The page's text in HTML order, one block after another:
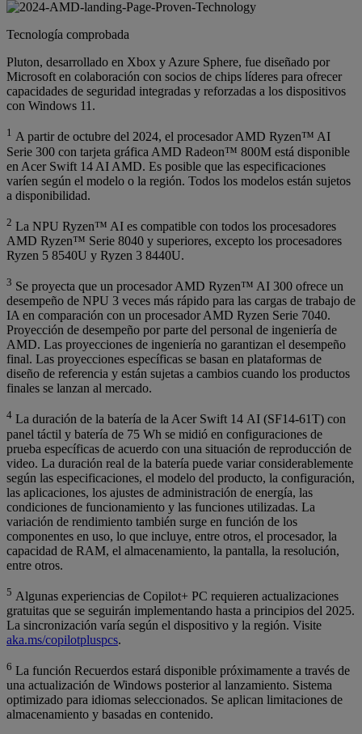
Tecnología comprobada
Pluton, desarrollado en Xbox y Azure Sphere, fue diseñado por
Microsoft en colaboración con socios de chips líderes para ofrecer
capacidades de seguridad integradas y reforzadas a los dispositivos
con Windows 11.
1 A partir de octubre del 2024, el procesador AMD Ryzen™ AI
Serie 300 con tarjeta gráfica AMD Radeon™ 800M está disponible
en Acer Swift 14 AI AMD. Es posible que las especificaciones
varíen según el modelo o la región. Todos los modelos están sujetos
a disponibilidad.
2 La NPU Ryzen™ AI es compatible con todos los procesadores
AMD Ryzen™ Serie 8040 y superiores, excepto los procesadores
Ryzen 5 8540U y Ryzen 3 8440U.
3 Se proyecta que un procesador AMD Ryzen™ AI 300 ofrece un
desempeño de NPU 3 veces más rápido para las cargas de trabajo de
IA en comparación con un procesador AMD Ryzen Serie 7040.
Proyección de desempeño por parte del personal de ingeniería de
AMD. Las proyecciones de ingeniería no garantizan el desempeño
final. Las proyecciones específicas se basan en plataformas de
diseño de referencia y están sujetas a cambios cuando los productos
finales se lanzan al mercado.
4 La duración de la batería de la Acer Swift 14 AI (SF14-61T) con
panel táctil y batería de 75 Wh se midió en configuraciones de
prueba específicas de acuerdo con una situación de reproducción de
video. La duración real de la batería puede variar considerablemente
según las especificaciones, el modelo del producto, la configuración,
las aplicaciones, los ajustes de administración de energía, las
condiciones de funcionamiento y las funciones utilizadas. La
variación de rendimiento también surge en función de los
componentes en uso, lo que incluye, entre otros, el procesador, la
capacidad de RAM, el almacenamiento, la pantalla, la resolución,
entre otros.
5 Algunas experiencias de Copilot+ PC requieren actualizaciones
gratuitas que se seguirán implementando hasta a principios del 2025.
La sincronización varía según el dispositivo y la región. Visite
aka.ms/copilotpluspcs.
6 La función Recuerdos estará disponible próximamente a través de
una actualización de Windows posterior al lanzamiento. Sistema
optimizado para idiomas seleccionados. Se aplican limitaciones de
almacenamiento y basadas en contenido.